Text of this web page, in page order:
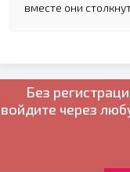
вместе они
Без
войдите через